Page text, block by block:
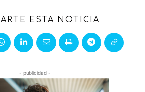
ESTA NOTICIA
- publicidad -